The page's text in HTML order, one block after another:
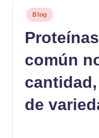
Publicado
en
Blog
común
de